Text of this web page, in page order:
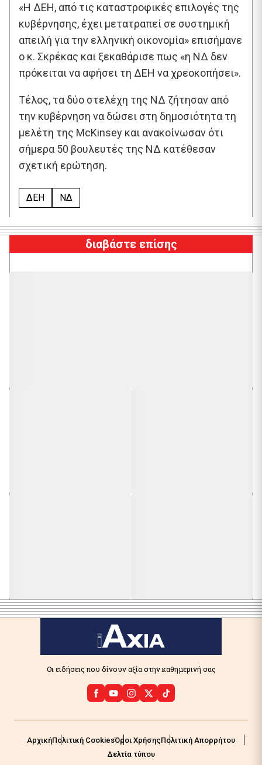
«Η ΔΕΗ, από τις καταστροφικές επιλογές της
κυβέρνησης, έχει μετατραπεί σε συστημική
απειλή για την ελληνική οικονομία» επισήμανε
ο κ. Σκρέκας και ξεκαθάρισε πως «η ΝΔ δεν
πρόκειται να αφήσει τη ΔΕΗ να χρεοκοπήσει».
Τέλος, τα δύο στελέχη της ΝΔ ζήτησαν από
την κυβέρνηση να δώσει στη δημοσιότητα τη
μελέτη της McKinsey και ανακοίνωσαν ότι
σήμερα 50 βουλευτές της ΝΔ κατέθεσαν
σχετική ερώτηση.
ΔΕΗ ΝΔ
διαβάστε επίσης
Οι ειδήσεις που δίνουν αξία στην καθημερινή σας
ΑρχικήΠολιτική CookiesΌροι ΧρήσηςΠολιτική Απορρήτου
Δελτία τύπου